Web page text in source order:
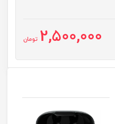
2,500,000 تومان